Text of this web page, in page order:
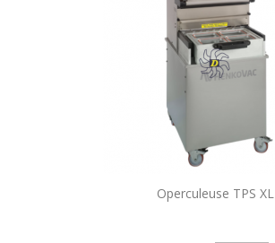
Operculeuse TPS XL
Aperçu rapide